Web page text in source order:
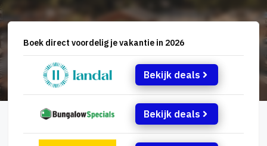
Boek direct voordelig je vakantie in 2026
Bekijk deals
Bekijk deals